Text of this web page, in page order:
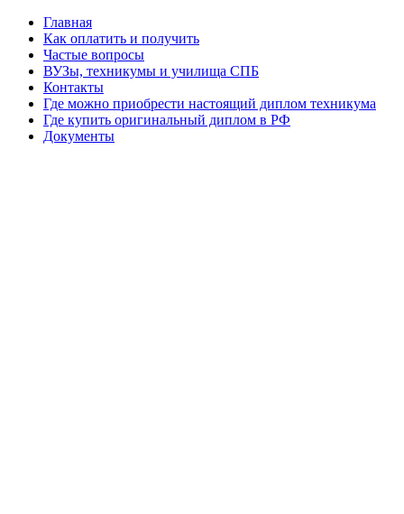
Главная
Как оплатить и получить
Частые вопросы
ВУЗы, техникумы и училища СПБ
Контакты
Где можно приобрести настоящий диплом техникума
Где купить оригинальный диплом в РФ
Документы